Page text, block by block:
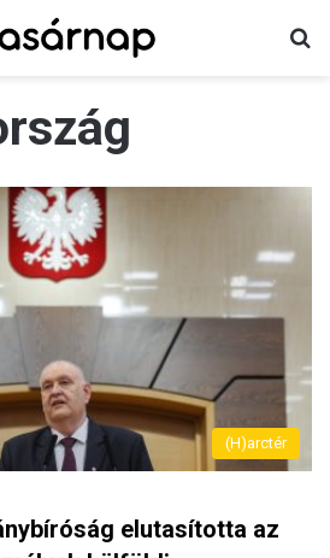
(H)arctér
elutasította az